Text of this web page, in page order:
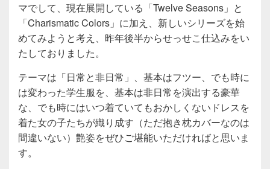
マでして、現在展開している「Twelve Seasons」と
「Charismatic Colors」に加え、新しいシリーズを始
めてみようと考え、昨年後半からせっせこ仕込みをい
たしておりました。
テーマは「日常と非日常」、基本はフツー、でも時に
は変わった学生服を、基本は非日常を演出する豪華
な、でも時にはいつ着ていてもおかしくないドレスを
着た女の子たちが織り成す（ただ抱き枕カバーなのは
間違いない）艶姿をぜひご堪能いただければと思いま
す。